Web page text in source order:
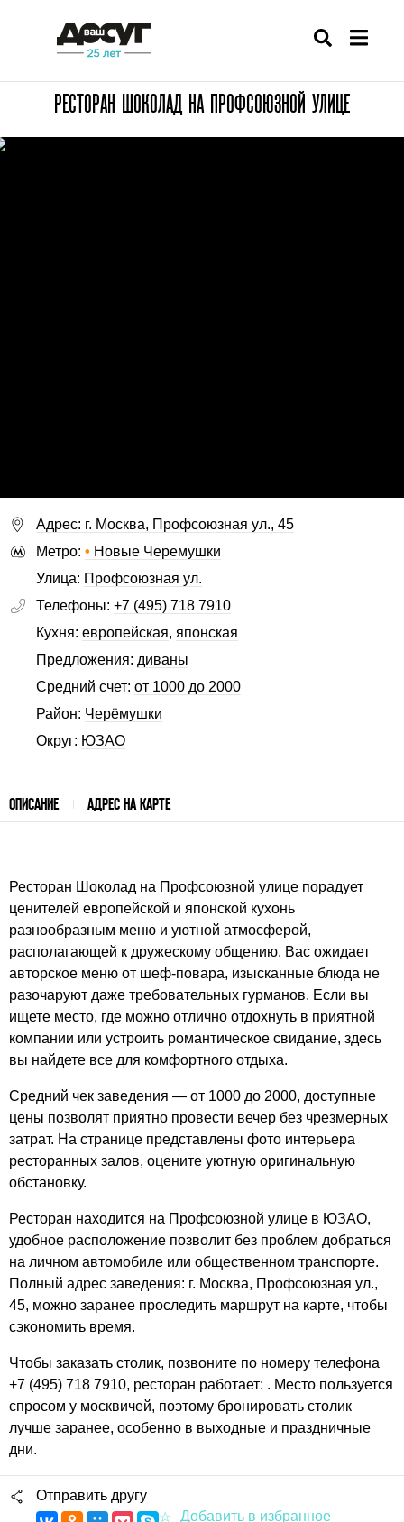
РЕСТОРАН ШОКОЛАД НА ПРОФСОЮЗНОЙ УЛИЦЕ
Адрес: г. Москва, Профсоюзная ул., 45
Метро: • Новые Черемушки
Улица: Профсоюзная ул.
Телефоны: +7 (495) 718 7910
Кухня: европейская, японская
Предложения: диваны
Средний счет: от 1000 до 2000
Район: Черёмушки
Округ: ЮЗАО
ОПИСАНИЕ АДРЕС НА КАРТЕ
Ресторан Шоколад на Профсоюзной улице порадует
ценителей европейской и японской кухонь
разнообразным меню и уютной атмосферой,
располагающей к дружескому общению. Вас ожидает
авторское меню от шеф-повара, изысканные блюда не
разочаруют даже требовательных гурманов. Если вы
ищете место, где можно отлично отдохнуть в приятной
компании или устроить романтическое свидание, здесь
вы найдете все для комфортного отдыха.
Средний чек заведения — от 1000 до 2000, доступные
цены позволят приятно провести вечер без чрезмерных
затрат. На странице представлены фото интерьера
ресторанных залов, оцените уютную оригинальную
обстановку.
Ресторан находится на Профсоюзной улице в ЮЗАО,
удобное расположение позволит без проблем добраться
на личном автомобиле или общественном транспорте.
Полный адрес заведения: г. Москва, Профсоюзная ул.,
45, можно заранее проследить маршрут на карте, чтобы
сэкономить время.
Чтобы заказать столик, позвоните по номеру телефона
+7 (495) 718 7910, ресторан работает: . Место пользуется
спросом у москвичей, поэтому бронировать столик
лучше заранее, особенно в выходные и праздничные
дни.
Отправить другу